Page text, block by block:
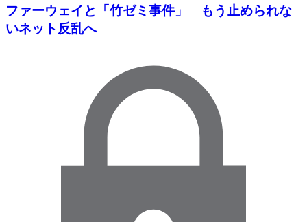
ファーウェイと「竹ゼミ事件」 もう止められな
いネット反乱へ